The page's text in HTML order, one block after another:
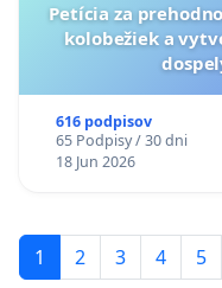
Petícia za
kolobežiek a
616 podpisov
65 Podpisy / 30 dni
18 Jun 2026
1 2 3 4 5